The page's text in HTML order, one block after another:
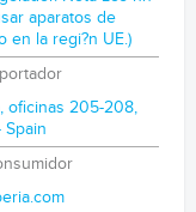
oficinas 205-208,
Spain